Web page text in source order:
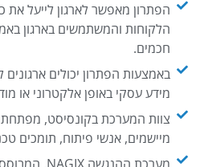
הפתרון מאפשר לארגון לייעל
הלקוחות והמשתמשים בארגון
חכמים.
באמצעות הפתרון יכולים
מידע עסקי באופן אלקטרוני או
צוות המערכת בקונסיסט,
מיישמים, אנשי פיתוח, תומכים